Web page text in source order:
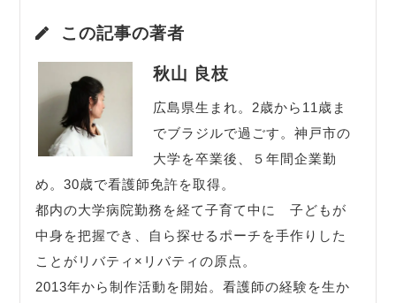
この記事の著者
秋山 良枝
広島県生まれ。2歳から11歳ま
でブラジルで過ごす。神戸市の
大学を卒業後、５年間企業勤
め。30歳で看護師免許を取得。
都内の大学病院勤務を経て子育て中に 子どもが
中身を把握でき、自ら探せるポーチを手作りした
ことがリバティ×リバティの原点。
2013年から制作活動を開始。看護師の経験を生か